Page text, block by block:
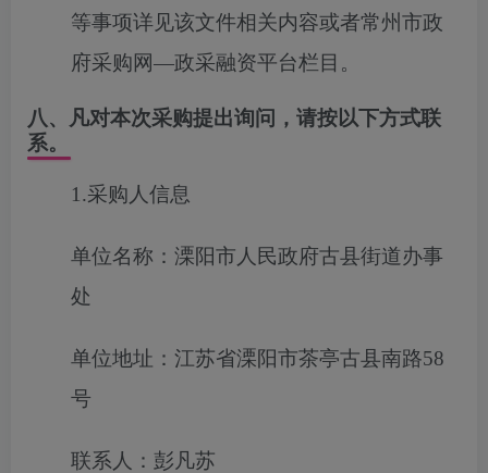
等事项详见该文件相关内容或者常州市政
府采购网—政采融资平台栏目。
八、凡对本次采购提出询问，请按以下方式联
系。
1.采购人信息
单位名称：溧阳市人民政府古县街道办事
处
单位地址：江苏省溧阳市茶亭古县南路58
号
联系人：彭凡苏